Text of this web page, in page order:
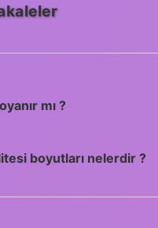
mı ?
boyutları nelerdir ?